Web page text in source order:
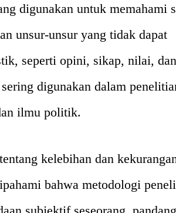
digunakan untuk memahami
unsur-unsur yang tidak dapat
seperti opini, sikap, nilai, dan
digunakan dalam
ilmu politik.
kelebihan dan
bahwa metodologi